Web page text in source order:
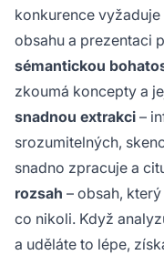
konkurence
obsahu a prezentaci
sémantickou
zkoumá koncepty a
snadnou extrakci –
srozumitelných,
snadno zpracuje a
rozsah – obsah,
co nikoli. Když
a uděláte to lépe,